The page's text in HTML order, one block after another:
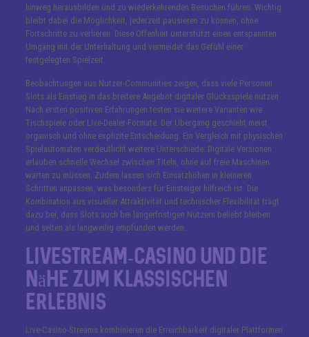
hinweg herausbilden und zu wiederkehrenden Besuchen führen. Wichtig
bleibt dabei die Möglichkeit, jederzeit pausieren zu können, ohne
Fortschritte zu verlieren. Diese Offenheit unterstützt einen entspannten
Umgang mit der Unterhaltung und vermeidet das Gefühl einer
festgelegten Spielzeit.
Beobachtungen aus Nutzer-Communities zeigen, dass viele Personen
Slots als Einstieg in das breitere Angebot digitaler Glücksspiele nutzen.
Nach ersten positiven Erfahrungen testen sie weitere Varianten wie
Tischspiele oder Live-Dealer-Formate. Der Übergang geschieht meist
organisch und ohne explizite Entscheidung. Ein Vergleich mit physischen
Spielautomaten verdeutlicht weitere Unterschiede: Digitale Versionen
erlauben schnelle Wechsel zwischen Titeln, ohne auf freie Maschinen
warten zu müssen. Zudem lassen sich Einsatzhöhen in kleineren
Schritten anpassen, was besonders für Einsteiger hilfreich ist. Die
Kombination aus visueller Attraktivität und technischer Flexibilität trägt
dazu bei, dass Slots auch bei längerfristigen Nutzern beliebt bleiben
und selten als langweilig empfunden werden.
Livestream-Casino und die
Nähe zum klassischen
Erlebnis
Live-Casino-Streams kombinieren die Erreichbarkeit digitaler Plattformen